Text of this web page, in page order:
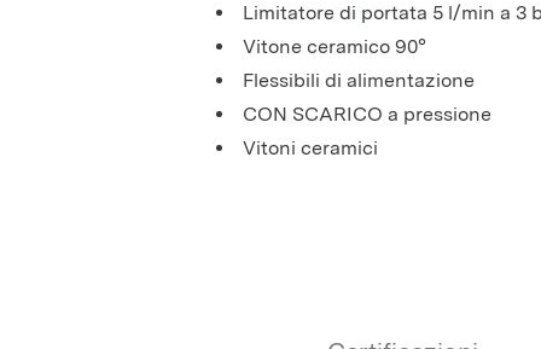
limitatore di portata 5 l/min a 3
vitone ceramico 90°
flessibili di alimentazione
CON SCARICO a pressione
Vitoni ceramici